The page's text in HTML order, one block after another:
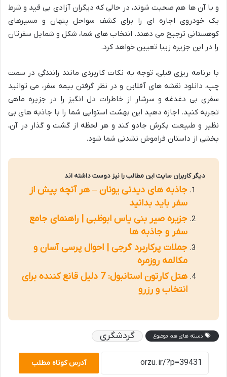
و با آن ها هم صحبت شوند، در حالی که دیگران آزادی بی قید و شرط
یک خودروی اجاره ای را برای کشف سواحل پنهان و مسیرهای
کوهستانی ترجیح می دهند. انتخاب های شما، شکل و شمایل سفرتان
را در این جزیره زیبا تعیین خواهد کرد.
با برنامه ریزی قبلی، توجه به نکات کاربردی مانند رانندگی در سمت
چپ، دانلود نقشه های آفلاین و در نظر گرفتن بیمه سفر، می توانید
سفری بی دغدغه و سرشار از خاطرات دل انگیز را در جزیره ماهی
تجربه کنید. اجازه دهید این بهشت استوایی شما را با جاذبه های بی
نظیر و طبیعت بکرش جادو کند و هر لحظه از گشت و گذار در آن،
بخشی از داستان فراموش نشدنی شما شود.
دیگر کاربران سایت این مطالب را نیز دوست داشته اند
جاذبه های دیدنی یونان – هر آنچه پیش از
سفر باید بدانید
جزیره صیر بنی یاس ابوظبی | راهنمای جامع
سفر و جاذبه ها
جملات پرکاربرد گرجی | احوال پرسی آسان و
مکالمه روزمره
هتل کارتون استانبول: 7 دلیل قانع کننده برای
انتخاب و رزرو
دسته های هم موضوع گردشگری
آدرس کوتاه مطلب